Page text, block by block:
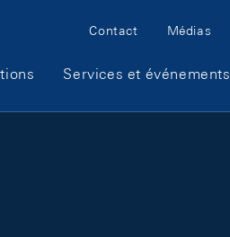
Meta Navigation
Contact Médias
Services et événements